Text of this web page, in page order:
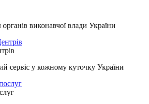
виконавчої влади України
сервіс у кожному куточку України